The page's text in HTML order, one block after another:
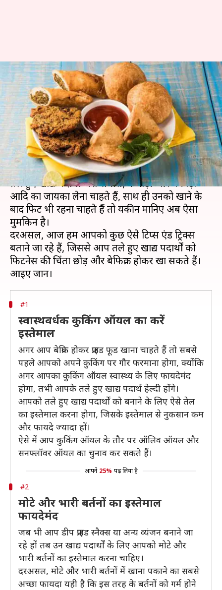
लॉकडाउन: घर पर बैठे-बैठे तले हुए
स्नैक्स का लें जायका, ऐसे बनाएं
उनको हेल्दी
लेखन अंजली May 17, 2020 08:10 pm
क्या है खबर?
इन दिनों भारत में लॉकडाउन चल रहा है। ऐसे में अगर आप
तले हुए खाद्य पदार्थों जैसे समोसे, कचौड़ी और पकौड़ों
आदि का जायका लेना चाहते हैं, साथ ही उनको खाने के
बाद फिट भी रहना चाहते हैं तो यकीन मानिए अब ऐसा
मुमकिन है।
दरअसल, आज हम आपको कुछ ऐसे टिप्स एंड ट्रिक्स
बताने जा रहे हैं, जिससे आप तले हुए खाद्य पदार्थों को
फिटनेस की चिंता छोड़ और बेफिक्र होकर खा सकते हैं।
#1
स्वास्थवर्धक कुकिंग ऑयल का करें
इस्तेमाल
अगर आप बेफ्रिक होकर फ्राइड फूड खाना चाहते हैं तो सबसे
पहले आपको अपने कुकिंग पर गौर फरमाना होगा, क्योंकि
अगर आपका कुकिंग ऑयल स्वास्थ्य के लिए फायदेमंद
होगा, तभी आपके तले हुए खाद्य पदार्थ हेल्दी होंगे।
आपको तले हुए खाद्य पदार्थों को बनाने के लिए ऐसे तेल
का इस्तेमाल करना होगा, जिसके इस्तेमाल से नुकसान कम
और फायदे ज्यादा हों।
ऐसे में आप कुकिंग ऑयल के तौर पर ऑलिव ऑयल और
सनफ्लॉवर ऑयल का चुनाव कर सकते हैं।
आपने 25% पढ़ लिया है
#2
मोटे और भारी बर्तनों का इस्तेमाल
फायदेमंद
जब भी आप डीप फ्राइड स्नैक्स या अन्य व्यंजन बनाने जा
रहे हों तब उन खाद्य पदार्थों के लिए आपको मोटे और
भारी बर्तनों का इस्तेमाल करना चाहिए।
दरअसल, मोटे और भारी बर्तनों में खाना पकाने का सबसे
अच्छा फायदा यही है कि इस तरह के बर्तनों को गर्म होने